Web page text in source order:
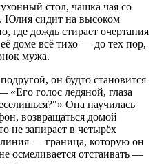
стол, чашка чая со
Юлия сидит на высоком
где дождь стирает очертания
доме всё тихо — до тех пор,
мужа.
он будто становится
голос ледяной, глаза
Она научилась
возвращаться домой
не запирает в четырёх
линия — граница, которую он
осмеливается отстаивать —